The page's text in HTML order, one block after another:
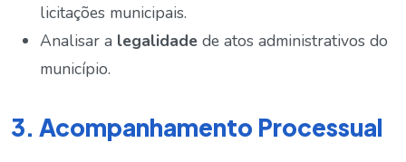
licitações municipais.
Analisar a legalidade de atos administrativos do
município.
3. Acompanhamento Processual